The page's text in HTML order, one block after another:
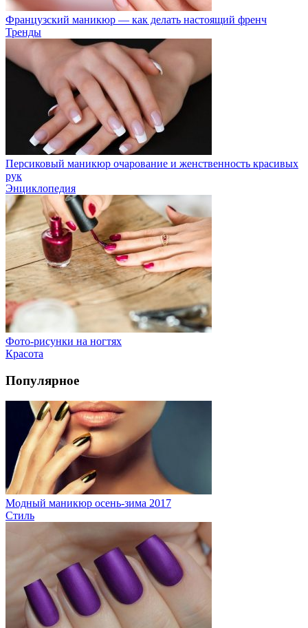
Французский маникюр — как делать настоящий френч
Тренды
Персиковый маникюр очарование и женственность красивых
рук
Энциклопедия
Фото-рисунки на ногтях
Красота
Популярное
Модный маникюр осень-зима 2017
Стиль